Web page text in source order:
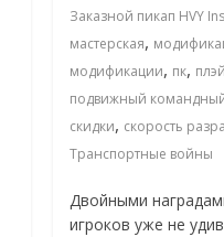
Заказной пикап HVY
мастерская,
модификации, пк,
подвижный
скидки, скорость
Транспортные войны
Двойными
игроков уже не